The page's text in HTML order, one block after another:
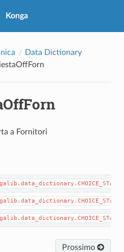
Konga
Data Dictionary
a Fornitori
Prossimo